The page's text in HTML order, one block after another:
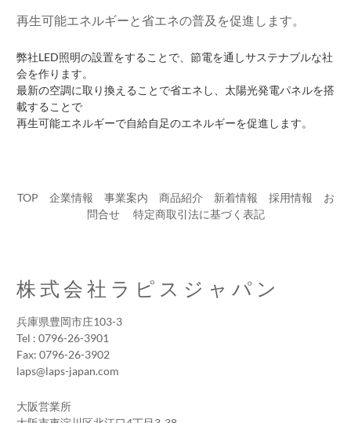
再生可能エネルギーと省エネの普及を促進します。
弊社LED照明の設置をすることで、節電を通しサステナブルな社
会を作ります。
最新の空調に取り換えることで省エネし、太陽光発電パネルを搭
載することで
再生可能エネルギーで自給自足のエネルギーを促進します。
TOP 企業情報 事業案内 商品紹介 新着情報 採用情報
お
問合せ
特定商取引法に基づく表記
株式会社ラピスジャパン
兵庫県豊岡市庄103-3
Tel : 0796-26-3901
Fax: 0796-26-3902
laps@laps-japan.com
大阪営業所